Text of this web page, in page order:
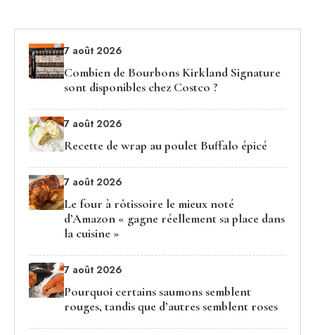
7 août 2026
Combien de Bourbons Kirkland Signature
sont disponibles chez Costco ?
7 août 2026
Recette de wrap au poulet Buffalo épicé
7 août 2026
Le four à rôtissoire le mieux noté
d’Amazon « gagne réellement sa place dans
la cuisine »
7 août 2026
Pourquoi certains saumons semblent
rouges, tandis que d’autres semblent roses